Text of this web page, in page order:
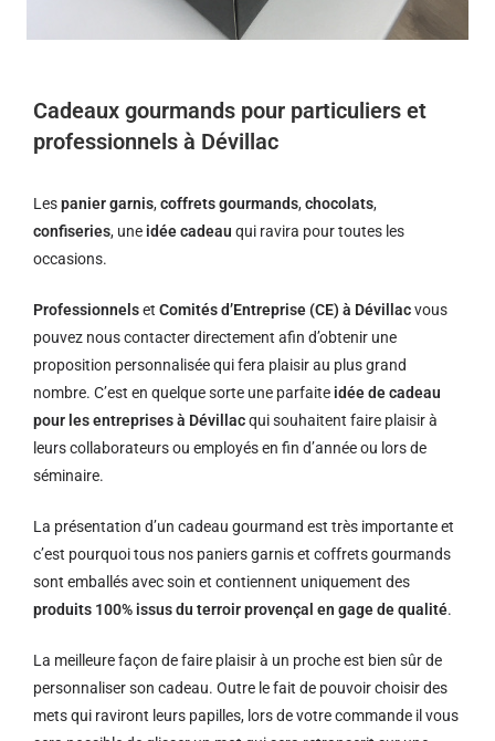
Cadeaux gourmands pour particuliers et
professionnels à Dévillac
Lespanier garnis,coffrets gourmands,chocolats,
confiseries, une idée cadeau qui ravira pour toutes les
occasions.
Professionnelset Comités d’Entreprise (CE) à Dévillacvous
pouvez nous contacter directement afin d’obtenir une
proposition personnalisée qui fera plaisir au plus grand
nombre. C’est en quelque sorte une parfaite idée de cadeau
pour les entreprises à Dévillacqui souhaitent faire plaisir à
leurs collaborateurs ou employés en fin d’année ou lors de
séminaire.
La présentation d’un cadeau gourmand est très importante et
c’est pourquoi tous nos paniers garnis et coffrets gourmands
sont emballés avec soin et contiennent uniquement des
produits 100% issus du terroir provençal en gage de qualité.
La meilleure façon de faire plaisir à un proche est bien sûr de
personnaliser son cadeau. Outre le fait de pouvoir choisir des
mets qui raviront leurs papilles, lors de votre commande il vous